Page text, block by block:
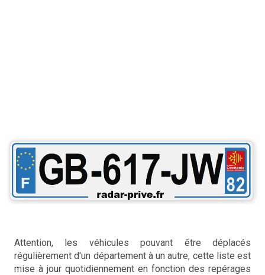
Attention, les véhicules pouvant être déplacés
régulièrement d'un département à un autre, cette liste est
mise à jour quotidiennement en fonction des repérages